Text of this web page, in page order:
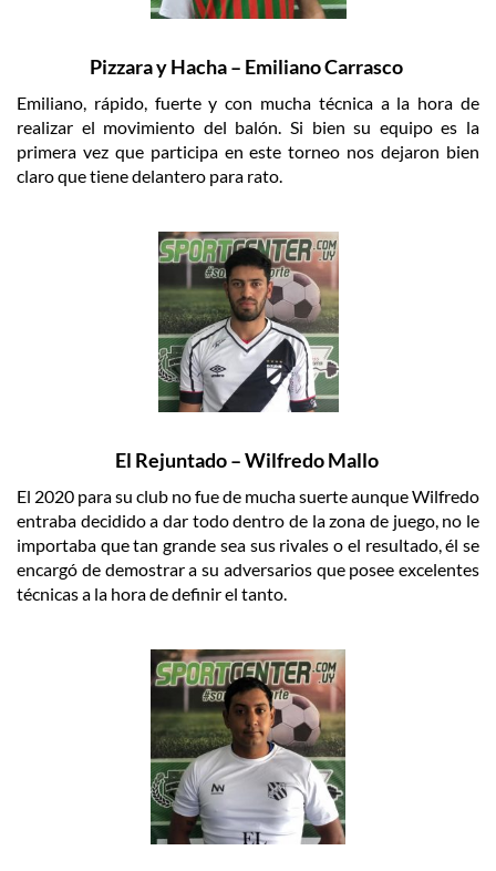
Pizzara y Hacha – Emiliano Carrasco
Emiliano, rápido, fuerte y con mucha técnica a la hora de
realizar el movimiento del balón. Si bien su equipo es la
primera vez que participa en este torneo nos dejaron bien
claro que tiene delantero para rato.
El Rejuntado – Wilfredo Mallo
El 2020 para su club no fue de mucha suerte aunque Wilfredo
entraba decidido a dar todo dentro de la zona de juego, no le
importaba que tan grande sea sus rivales o el resultado, él se
encargó de demostrar a su adversarios que posee excelentes
técnicas a la hora de definir el tanto.